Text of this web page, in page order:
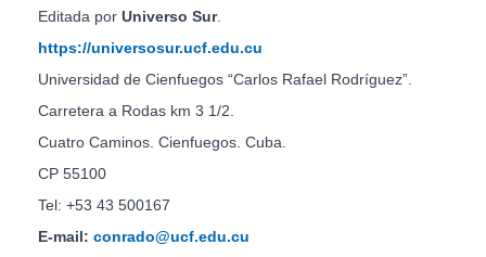
Editada por Universo Sur.
https://universosur.ucf.edu.cu
Universidad de Cienfuegos “Carlos Rafael Rodríguez”.
Carretera a Rodas km 3 1/2.
Cuatro Caminos. Cienfuegos. Cuba.
CP 55100
Tel: +53 43 500167
E-mail: conrado@ucf.edu.cu